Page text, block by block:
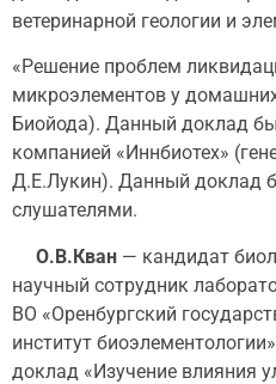
ветеринарной геологии и
«Решение проблем
микроэлементов у
Биойода). Данный доклад
компанией «Иннбиотех»
Д.Е.Лукин). Данный доклад
слушателями.
О.В.Кван — кандидат
научный сотрудник
ВО «Оренбургский
институт
доклад «Изучение влияния